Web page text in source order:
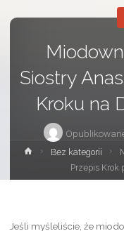
Siostry
Kroku na
StronaBez kategorii
Przepis Krok
Jeśli myśleliście, że